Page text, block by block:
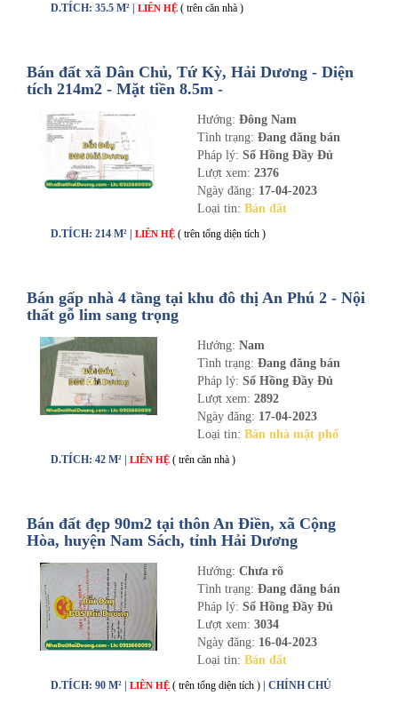
D.TÍCH: 35.5 M² | LIÊN HỆ ( trên căn nhà )
Bán đất xã Dân Chủ, Tứ Kỳ, Hải Dương - Diện
tích 214m2 - Mặt tiền 8.5m -
Hướng: Đông Nam
Tình trạng: Đang đăng bán
Pháp lý: Sổ Hồng Đầy Đủ
Lượt xem: 2376
Ngày đăng: 17-04-2023
Loại tin: Bán đất
D.TÍCH: 214 M² | LIÊN HỆ ( trên tổng diện tích )
Bán gấp nhà 4 tầng tại khu đô thị An Phú 2 - Nội
thất gỗ lim sang trọng
Hướng: Nam
Tình trạng: Đang đăng bán
Pháp lý: Sổ Hồng Đầy Đủ
Lượt xem: 2892
Ngày đăng: 17-04-2023
Loại tin: Bán nhà mặt phố
D.TÍCH: 42 M² | LIÊN HỆ ( trên căn nhà )
Bán đất đẹp 90m2 tại thôn An Điền, xã Cộng
Hòa, huyện Nam Sách, tỉnh Hải Dương
Hướng: Chưa rõ
Tình trạng: Đang đăng bán
Pháp lý: Sổ Hồng Đầy Đủ
Lượt xem: 3034
Ngày đăng: 16-04-2023
Loại tin: Bán đất
D.TÍCH: 90 M² | LIÊN HỆ ( trên tổng diện tích ) | CHÍNH CHỦ